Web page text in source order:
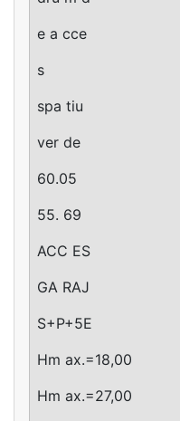
e a cce
s
spa tiu
ver de
60.05
55. 69
ACC ES
GA RAJ
S+P+5E
Hm ax.=18,00
Hm ax.=27,00